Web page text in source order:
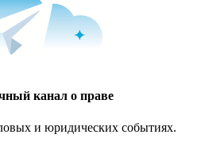
канал о праве
и юридических событиях.